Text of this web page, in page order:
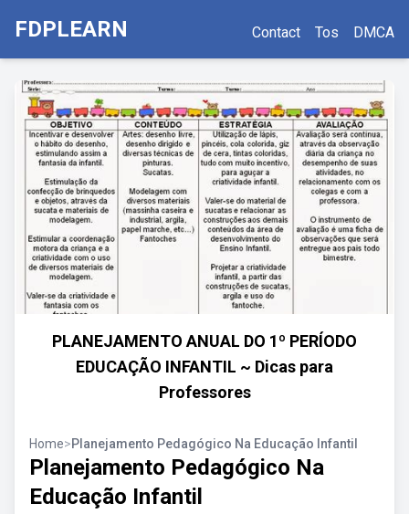
FDPLEARN Contact Tos DMCA
PLANEJAMENTO ANUAL DO 1º PERÍODO
EDUCAÇÃO INFANTIL ~ Dicas para
Professores
Home>Planejamento Pedagógico Na Educação Infantil
Planejamento Pedagógico Na
Educação Infantil